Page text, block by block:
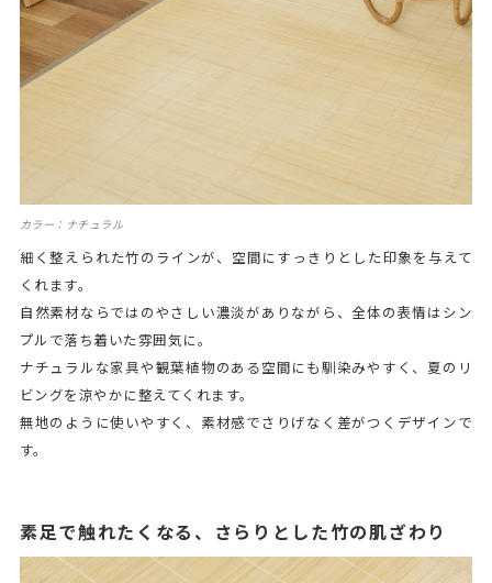
カラー：ナチュラル
細く整えられた竹のラインが、空間にすっきりとした印象を与えて
くれます。
自然素材ならではのやさしい濃淡がありながら、全体の表情はシン
プルで落ち着いた雰囲気に。
ナチュラルな家具や観葉植物のある空間にも馴染みやすく、夏のリ
ビングを涼やかに整えてくれます。
無地のように使いやすく、素材感でさりげなく差がつくデザインで
す。
素足で触れたくなる、さらりとした竹の肌ざわり